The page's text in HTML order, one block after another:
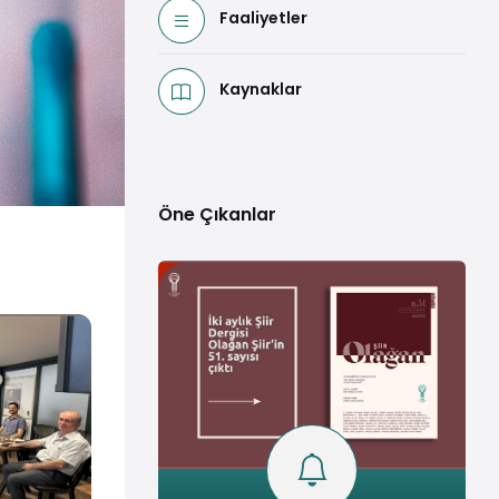
Faaliyetler
Kaynaklar
Öne Çıkanlar